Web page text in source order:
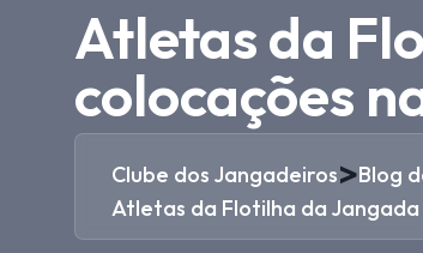
Atletas da
colocações
Clube dos Jangadeiros>Blog
Atletas da Flotilha da